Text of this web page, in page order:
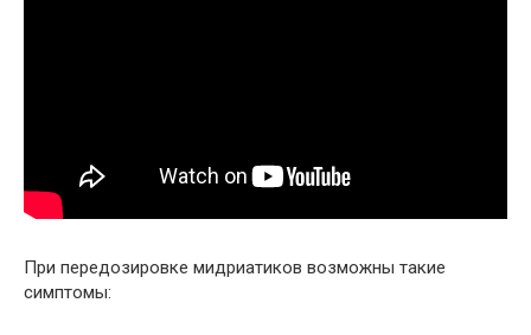
При передозировке мидриатиков возможны такие
симптомы: